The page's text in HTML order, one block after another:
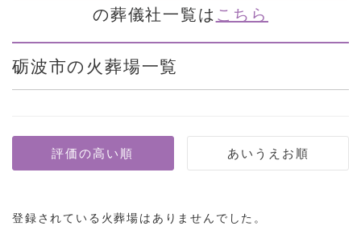
の葬儀社一覧は こちら
砺波市の火葬場一覧
登録されている火葬場はありませんでした。